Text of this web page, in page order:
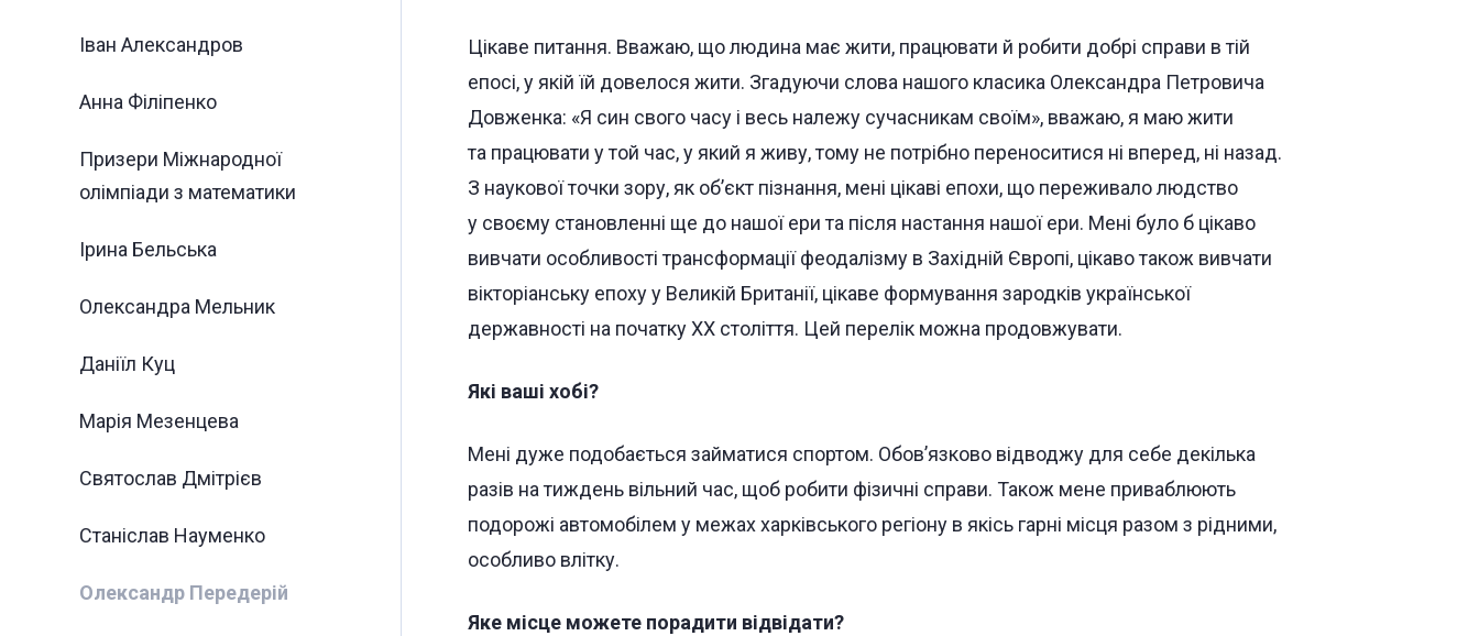
Іван Александров
Анна Філіпенко
Призери Міжнародної
олімпіади з математики
Ірина Бельська
Олександра Мельник
Даніїл Куц
Марія Мезенцева
Святослав Дмітрієв
Станіслав Науменко
Олександр Передерій
Цікаве питання. Вважаю, що людина має жити, працювати й робити добрі справи в тій
епосі, у якій їй довелося жити. Згадуючи слова нашого класика Олександра Петровича
Довженка: «Я син свого часу і весь належу сучасникам своїм», вважаю, я маю жити
та працювати у той час, у який я живу, тому не потрібно переноситися ні вперед, ні назад.
З наукової точки зору, як об’єкт пізнання, мені цікаві епохи, що переживало людство
у своєму становленні ще до нашої ери та після настання нашої ери. Мені було б цікаво
вивчати особливості трансформації феодалізму в Західній Європі, цікаво також вивчати
вікторіанську епоху у Великій Британії, цікаве формування зародків української
державності на початку XX століття. Цей перелік можна продовжувати.
Які ваші хобі?
Мені дуже подобається займатися спортом. Обов’язково відводжу для себе декілька
разів на тиждень вільний час, щоб робити фізичні справи. Також мене приваблюють
подорожі автомобілем у межах харківського регіону в якісь гарні місця разом з рідними,
особливо влітку.
Яке місце можете порадити відвідати?